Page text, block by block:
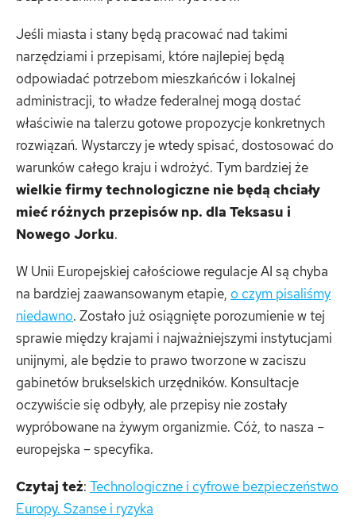
Jeśli miasta i stany będą pracować nad takimi
narzędziami i przepisami, które najlepiej będą
odpowiadać potrzebom mieszkańców i lokalnej
administracji, to władze federalnej mogą dostać
właściwie na talerzu gotowe propozycje konkretnych
rozwiązań. Wystarczy je wtedy spisać, dostosować do
warunków całego kraju i wdrożyć. Tym bardziej że
wielkie firmy technologiczne nie będą chciały
mieć różnych przepisów np. dla Teksasu i
Nowego Jorku.
W Unii Europejskiej całościowe regulacje AI są chyba
na bardziej zaawansowanym etapie, o czym pisaliśmy
niedawno. Zostało już osiągnięte porozumienie w tej
sprawie między krajami i najważniejszymi instytucjami
unijnymi, ale będzie to prawo tworzone w zaciszu
gabinetów brukselskich urzędników. Konsultacje
oczywiście się odbyły, ale przepisy nie zostały
wypróbowane na żywym organizmie. Cóż, to nasza –
europejska – specyfika.
Czytaj też: Technologiczne i cyfrowe bezpieczeństwo
Europy. Szanse i ryzyka